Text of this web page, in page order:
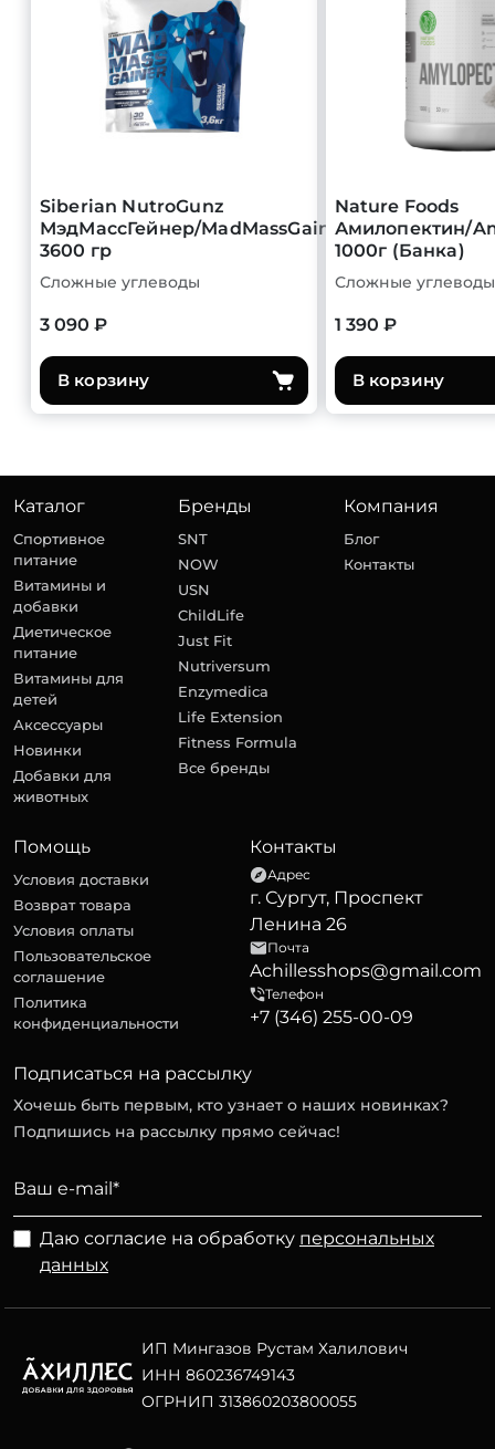
Siberian NutroGunz
МэдМассГейнер/MadMassGainer
3600 гр
Сложные углеводы
3 090 ₽
В корзину
Nature Foods
Амилопектин/
1000г (Банка)
Сложные углеводы
1 390 ₽
В корзину
Каталог
Спортивное
питание
Витамины и
добавки
Диетическое
питание
Витамины для
детей
Аксессуары
Новинки
Добавки для
животных
Бренды
SNT
NOW
USN
ChildLife
Just Fit
Nutriversum
Enzymedica
Life Extension
Fitness Formula
Все бренды
Компания
Блог
Контакты
Помощь
Условия доставки
Возврат товара
Условия оплаты
Пользовательское
соглашение
Политика
конфиденциальности
Контакты
Адрес
г. Сургут, Проспект
Ленина 26
Почта
Achillesshops@gmail.com
Телефон
+7 (346) 255-00-09
Подписаться на рассылку
Хочешь быть первым, кто узнает о наших новинках?
Подпишись на рассылку прямо сейчас!
Даю согласие на обработку персональных
данных
ИП Мингазов Рустам Халилович
ИНН 860236749143
ОГРНИП 313860203800055